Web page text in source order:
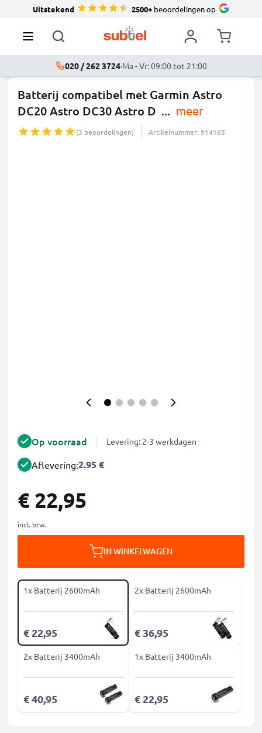
Uitstekend 2500+beoordelingen op
020 / 262 3724·Ma - Vr: 09:00 tot 21:00
Batterij compatibel met Garmin Astro
DC20 Astro DC30 Astro D ... meer
(3 beoordelingen) Artikelnummer: 914165
Op voorraad Levering: 2-3 werkdagen
Aflevering:2.95 €
€ 22,95
incl. btw.
IN WINKELWAGEN
1x Batterij 2600mAh
€ 22,95
2x Batterij 2600mAh
€ 36,95
2x Batterij 3400mAh
€ 40,95
1x Batterij 3400mAh
€ 22,95